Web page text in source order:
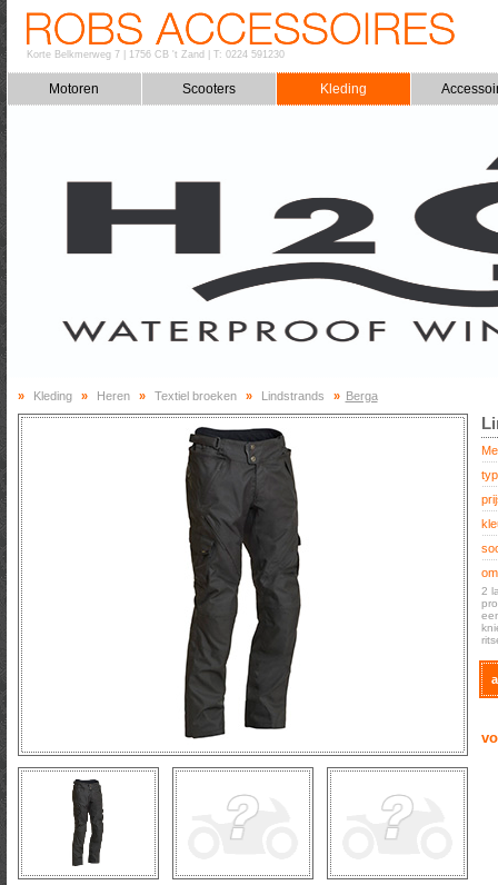
Korte Belkmerweg 7| 1756 CB 't Zand T: 0224 591230
Motoren Scooters Kleding
» Kleding » Heren » Textiel broeken » Lindstrands » Berga
2